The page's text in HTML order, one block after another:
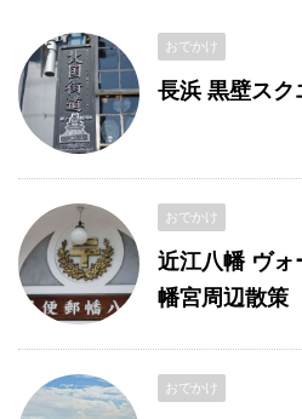
おでかけ
長浜 黒壁スク
おでかけ
近江八幡 ヴォ
幡宮周辺散策
おでかけ